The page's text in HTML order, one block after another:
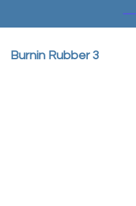
direct
de
Burnin Rubber 3